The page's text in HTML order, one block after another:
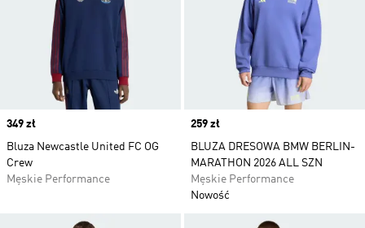
Price
349 zł
Bluza Newcastle United FC OG
Crew
Męskie Performance
Price
259 zł
BLUZA DRESOWA BMW BERLIN-
MARATHON 2026 ALL SZN
Męskie Performance
Nowość